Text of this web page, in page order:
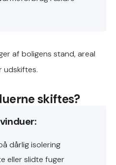
af boligens stand, areal
udskiftes.
skiftes?
dårlig isolering
eller slidte fuger